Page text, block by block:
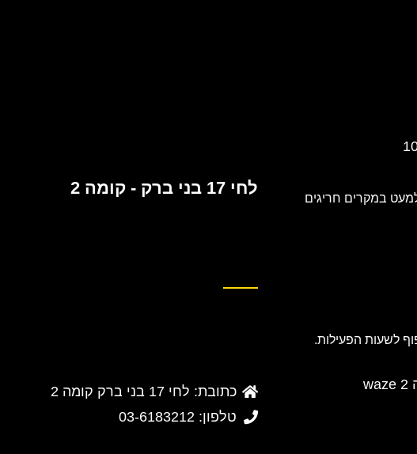
במקרים חריגים
לחי 17 בני ברק - קומה 2
כתובת: לחי 17 בני ברק קומה 2
טלפון: 03-6183212